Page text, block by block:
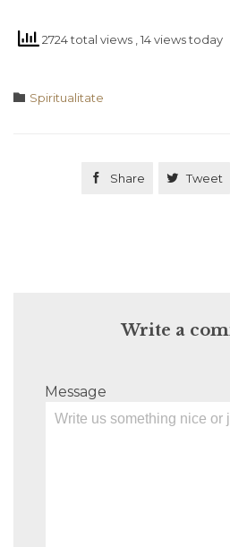
2724 total views , 14 views today
 Category
Spiritualitate
 Share  Tweet
Write a
Message